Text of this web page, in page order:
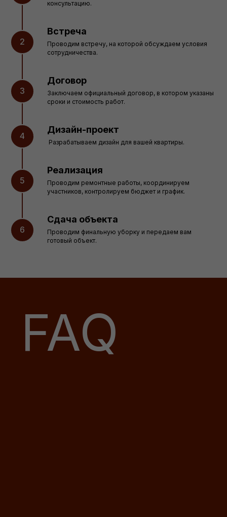
консультацию.
Встреча
Проводим встречу, на которой обсуждаем условия
сотрудничества.
Договор
Заключаем официальный договор, в котором указаны
сроки и стоимость работ.
Дизайн-проект
Разрабатываем дизайн для вашей квартиры.
Реализация
Проводим ремонтные работы, координируем
участников, контролируем бюджет и график.
Сдача объекта
Проводим финальную уборку и передаем вам
готовый объект.
FAQ